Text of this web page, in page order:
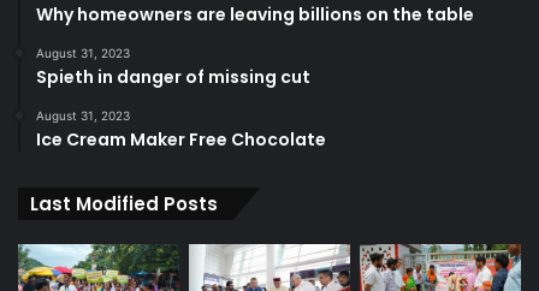
Why homeowners are leaving billions on the table
August 31, 2023
Spieth in danger of missing cut
August 31, 2023
Ice Cream Maker Free Chocolate
Last Modified Posts